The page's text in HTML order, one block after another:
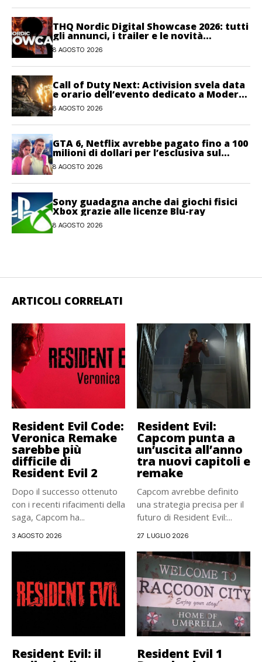
THQ Nordic Digital Showcase 2026: tutti
gli annunci, i trailer e le novità
dell’evento
8 AGOSTO 2026
Call of Duty Next: Activision svela data
e orario dell’evento dedicato a Modern
Warfare 4
8 AGOSTO 2026
GTA 6, Netflix avrebbe pagato fino a 100
milioni di dollari per l’esclusiva sul
gioco
8 AGOSTO 2026
Sony guadagna anche dai giochi fisici
Xbox grazie alle licenze Blu-ray
8 AGOSTO 2026
ARTICOLI CORRELATI
Resident Evil Code:
Veronica Remake
sarebbe più
difficile di
Resident Evil 2
Dopo il successo ottenuto
con i recenti rifacimenti della
saga, Capcom ha...
3 AGOSTO 2026
Resident Evil:
Capcom punta a
un’uscita all’anno
tra nuovi capitoli e
remake
Capcom avrebbe definito
una strategia precisa per il
futuro di Resident Evil:...
27 LUGLIO 2026
Resident Evil: il Resident Evil 1